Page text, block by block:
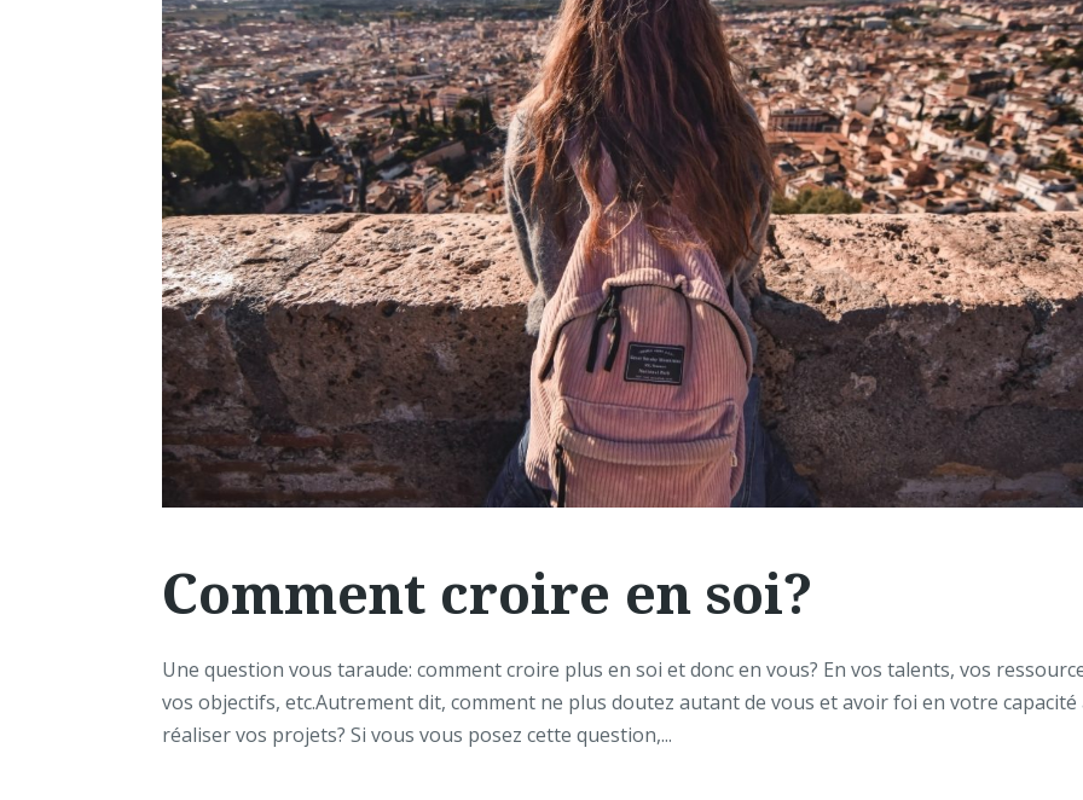
Comment croire en soi?
Une question vous taraude: comment croire plus en soi et donc en vous? En vos talents, vos
vos objectifs, etc.Autrement dit, comment ne plus doutez autant de vous et avoir foi en votre capacité
réaliser vos projets? Si vous vous posez cette question,...